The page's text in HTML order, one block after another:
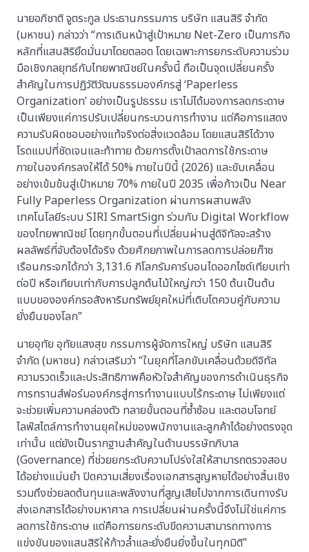
นายอภิชาติ จูตระกูล ประธานกรรมการ บริษัท แสนสิริ จำกัด
(มหาชน) กล่าวว่า “การเดินหน้าสู่เป้าหมาย Net-Zero เป็นภารกิจ
หลักที่แสนสิริยึดมั่นมาโดยตลอด โดยเฉพาะการยกระดับความร่วม
มือเชิงกลยุทธ์กับไทยพาณิชย์ในครั้งนี้ ถือเป็นจุดเปลี่ยนครั้ง
สำคัญในการปฏิวัติวัฒนธรรมองค์กรสู่ ‘Paperless
Organization’ อย่างเป็นรูปธรรม เราไม่ได้มองการลดกระดาษ
เป็นเพียงแค่การปรับเปลี่ยนกระบวนการทำงาน แต่คือการแสดง
ความรับผิดชอบอย่างแท้จริงต่อสิ่งแวดล้อม โดยแสนสิริได้วาง
โรดแมปที่ชัดเจนและท้าทาย ด้วยการตั้งเป้าลดการใช้กระดาษ
ภายในองค์กรลงให้ได้ 50% ภายในปีนี้ (2026) และขับเคลื่อน
อย่างเข้มข้นสู่เป้าหมาย 70% ภายในปี 2035 เพื่อก้าวเป็น Near
Fully Paperless Organization ผ่านการผสานพลัง
เทคโนโลยีระบบ SIRI SmartSign ร่วมกับ Digital Workflow
ของไทยพาณิชย์ โดยทุกขั้นตอนที่เปลี่ยนผ่านสู่ดิจิทัลจะสร้าง
ผลลัพธ์ที่จับต้องได้จริง ด้วยศักยภาพในการลดการปล่อยก๊าซ
เรือนกระจกได้กว่า 3,131.6 กิโลกรัมคาร์บอนไดออกไซด์เทียบเท่า
ต่อปี หรือเทียบเท่ากับการปลูกต้นไม้ใหญ่กว่า 150 ต้นเป็นต้น
แบบขององค์กรอสังหาริมทรัพย์ยุคใหม่ที่เติบโตควบคู่กับความ
ยั่งยืนของโลก”
นายอุทัย อุทัยแสงสุข กรรมการผู้จัดการใหญ่ บริษัท แสนสิริ
จำกัด (มหาชน) กล่าวเสริมว่า “ในยุคที่โลกขับเคลื่อนด้วยดิจิทัล
ความรวดเร็วและประสิทธิภาพคือหัวใจสำคัญของการดำเนินธุรกิจ
การทรานส์ฟอร์มองค์กรสู่การทำงานแบบไร้กระดาษ ไม่เพียงแต่
จะช่วยเพิ่มความคล่องตัว ทลายขั้นตอนที่ซ้ำซ้อน และตอบโจทย์
ไลฟ์สไตล์การทำงานยุคใหม่ของพนักงานและลูกค้าได้อย่างตรงจุด
เท่านั้น แต่ยังเป็นรากฐานสำคัญในด้านบรรษัทภิบาล
(Governance) ที่ช่วยยกระดับความโปร่งใสให้สามารถตรวจสอบ
ได้อย่างแม่นยำ ปิดความเสี่ยงเรื่องเอกสารสูญหายได้อย่างสิ้นเชิง
รวมถึงช่วยลดต้นทุนและพลังงานที่สูญเสียไปจากการเดินทางรับ
ส่งเอกสารได้อย่างมหาศาล การเปลี่ยนผ่านครั้งนี้จึงไม่ใช่แค่การ
ลดการใช้กระดาษ แต่คือการยกระดับขีดความสามารถทางการ
แข่งขันของแสนสิริให้ก้าวล้ำและยั่งยืนยิ่งขึ้นในทุกมิติ”